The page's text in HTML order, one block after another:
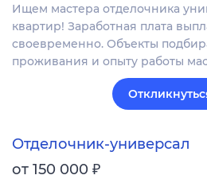
Ищем мастера отделочника
квартир! Заработная плата
своевременно. Объекты
проживания и опыту работы
Отделочник-универсал
от 150 000 ₽